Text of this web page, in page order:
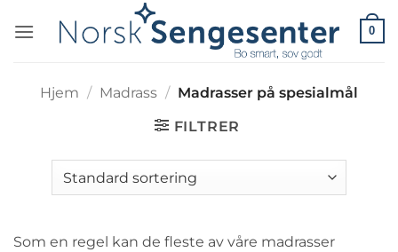
0
Hjem / Madrass / Madrasser på spesialmål
FILTRER
Som en regel kan de fleste av våre madrasser